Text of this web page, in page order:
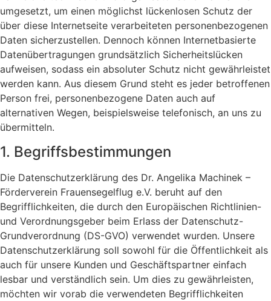
umgesetzt, um einen möglichst lückenlosen Schutz der
über diese Internetseite verarbeiteten personenbezogenen
Daten sicherzustellen. Dennoch können Internetbasierte
Datenübertragungen grundsätzlich Sicherheitslücken
aufweisen, sodass ein absoluter Schutz nicht gewährleistet
werden kann. Aus diesem Grund steht es jeder betroffenen
Person frei, personenbezogene Daten auch auf
alternativen Wegen, beispielsweise telefonisch, an uns zu
übermitteln.
1. Begriffsbestimmungen
Die Datenschutzerklärung des Dr. Angelika Machinek –
Förderverein Frauensegelflug e.V. beruht auf den
Begrifflichkeiten, die durch den Europäischen Richtlinien-
und Verordnungsgeber beim Erlass der Datenschutz-
Grundverordnung (DS-GVO) verwendet wurden. Unsere
Datenschutzerklärung soll sowohl für die Öffentlichkeit als
auch für unsere Kunden und Geschäftspartner einfach
lesbar und verständlich sein. Um dies zu gewährleisten,
möchten wir vorab die verwendeten Begrifflichkeiten